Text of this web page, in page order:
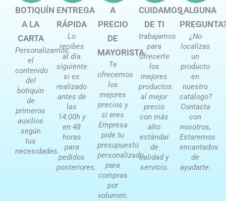
BOTIQUÍN
A LA
CARTA
Personalizamos
el
contenido
del
botiquín
de
primeros
auxilios
según
tus
necesidades.
ENTREGA
RÁPIDA
Lo
recibes
al día
siguiente
si es
realizado
antes de
las
14:00h y
en 48
horas
para
pedidos
posteriores.
A
PRECIO
DE
MAYORISTA
Te
ofrecemos
los
mejores
precios y
si eres
Empresa
pide tu
presupuesto
personalizado
para
compras
por
volumen.
CUIDAMOS
DE TI
trabajamos
para
ofrecerte
los
mejores
productos
al mejor
precio
con más
alto
estándar
de
calidad y
servicio.
¿ALGUNA
¿No
localizas
un
producto
en
nuestro
catálogo?
Contacta
con
nosotros,
Estaremos
encantados
de
ayudarte.